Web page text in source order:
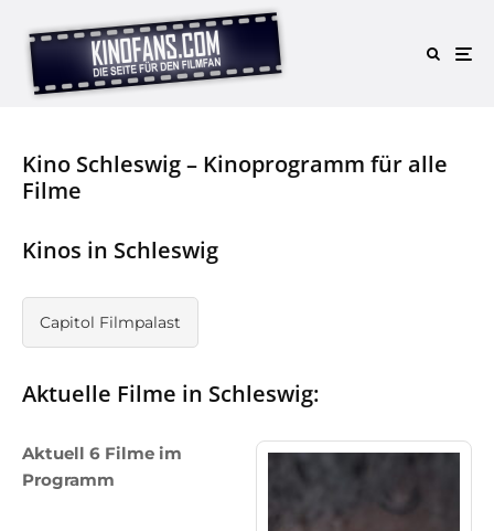
Kino Schleswig – Kinoprogramm für alle
Filme
Kinos in Schleswig
Capitol Filmpalast
Aktuelle Filme in Schleswig:
Aktuell 6 Filme im
Programm